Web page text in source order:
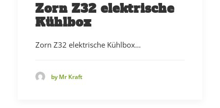
Zorn Z32 elektrische
Kühlbox
Zorn Z32 elektrische Kühlbox…
by Mr Kraft